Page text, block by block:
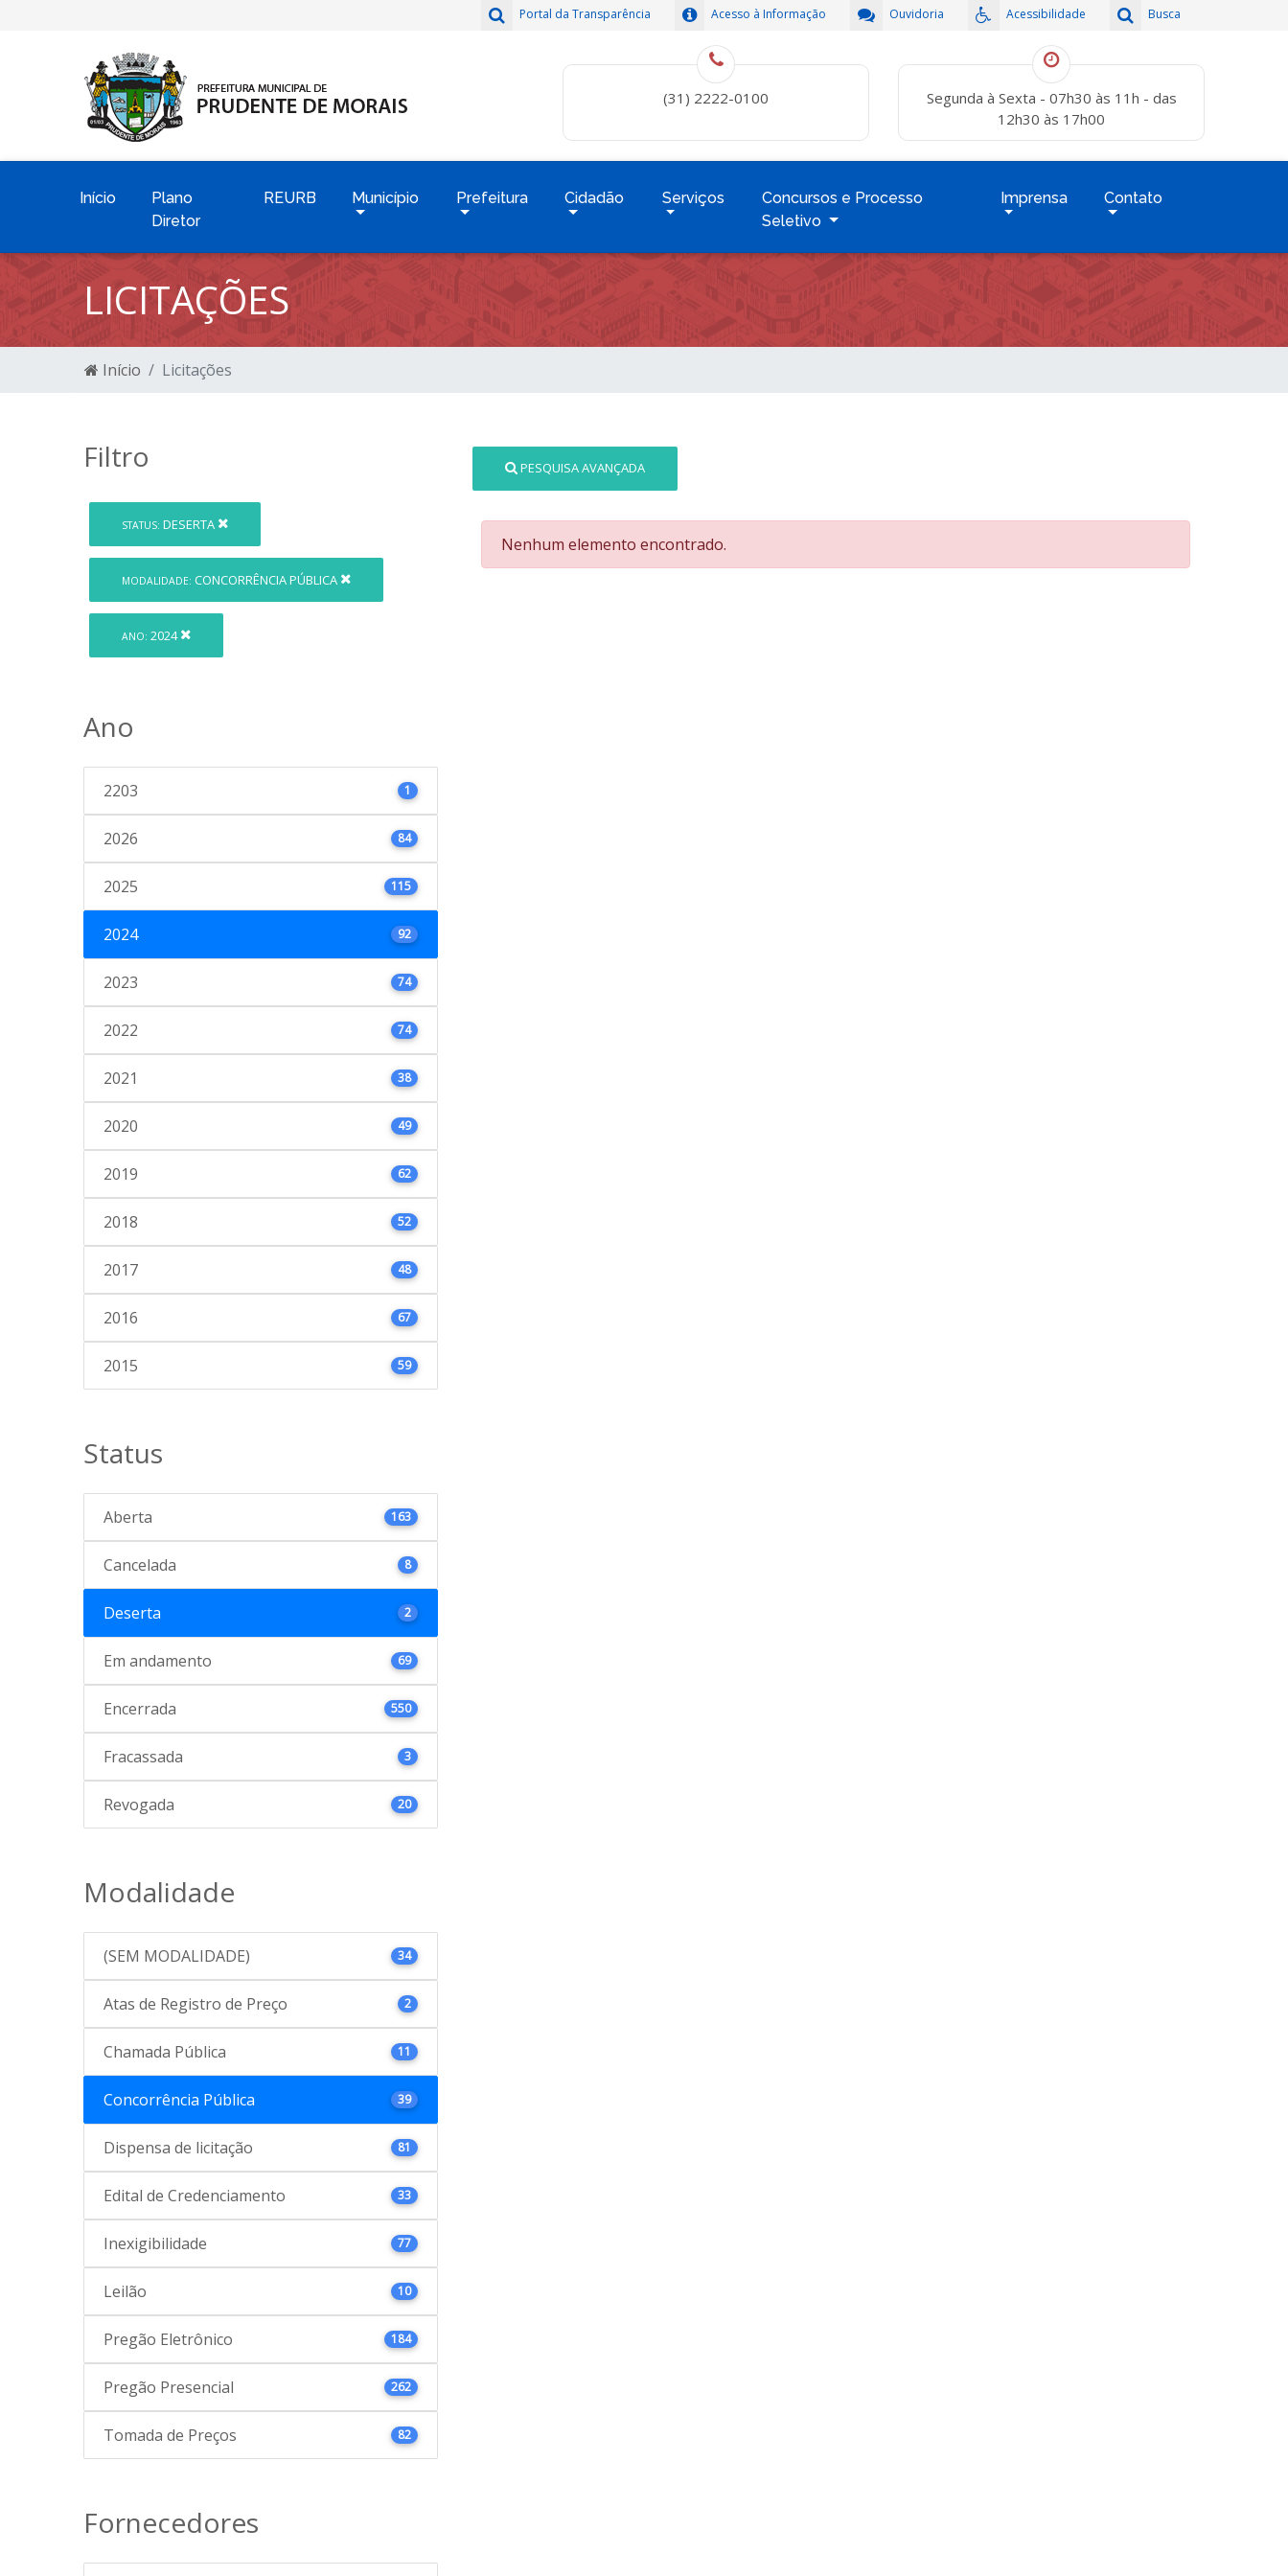
Busca
Acessibilidade
Ouvidoria
Acesso à Informação
Portal da Transparência
(31) 2222-0100
Segunda à Sexta - 07h30 às 11h - das
12h30 às 17h00
Início
Plano
Diretor
REURB Município Prefeitura Cidadão Serviços
Concursos e Processo
Seletivo
Imprensa Contato
LICITAÇÕES
Início Licitações
Filtro
STATUS: DESERTA
MODALIDADE: CONCORRÊNCIA PÚBLICA
ANO: 2024
Ano
2203 1
2026 84
2025 115
2024 92
2023 74
2022 74
2021 38
2020 49
2019 62
2018 52
2017 48
2016 67
2015 59
Status
Aberta 163
Cancelada 8
Deserta 2
Em andamento 69
Encerrada 550
Fracassada 3
Revogada 20
Modalidade
(SEM MODALIDADE) 34
Atas de Registro de Preço 2
Chamada Pública 11
Concorrência Pública 39
Dispensa de licitação 81
Edital de Credenciamento 33
Inexigibilidade 77
Leilão 10
Pregão Eletrônico 184
Pregão Presencial 262
Tomada de Preços 82
Fornecedores
PESQUISA AVANÇADA
Nenhum elemento encontrado.